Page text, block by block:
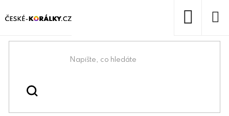
na
Domů
Swarovski® & lůžka
kameny /